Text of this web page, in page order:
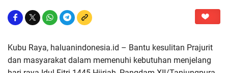
Kubu Raya, haluanindonesia.id – Bantu kesulitan Prajurit
dan masyarakat dalam memenuhi kebutuhan menjelang